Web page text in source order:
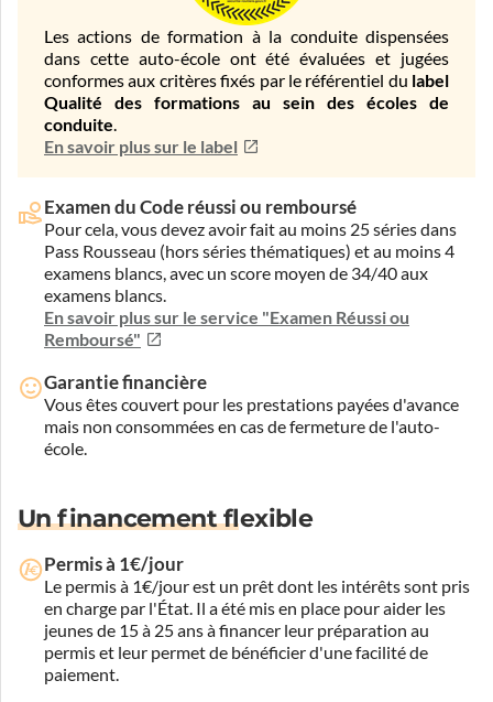
Les actions de formation à la conduite dispensées
dans cette auto-école ont été évaluées et jugées
conformes aux critères fixés par le référentiel du label
Qualité des formations au sein des écoles de
conduite.
En savoir plus sur le label
Examen du Code réussi ou remboursé
Pour cela, vous devez avoir fait au moins 25 séries dans
Pass Rousseau (hors séries thématiques) et au moins 4
examens blancs, avec un score moyen de 34/40 aux
examens blancs.
En savoir plus sur le service "Examen Réussi ou
Remboursé"
Garantie financière
Vous êtes couvert pour les prestations payées d'avance
mais non consommées en cas de fermeture de l'auto-
école.
Un financement flexible
Permis à 1€/jour
Le permis à 1€/jour est un prêt dont les intérêts sont pris
en charge par l'État. Il a été mis en place pour aider les
jeunes de 15 à 25 ans à financer leur préparation au
permis et leur permet de bénéficier d'une facilité de
paiement.